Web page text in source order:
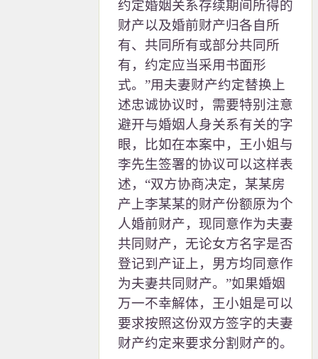
约定婚姻关系存续期间所得的
财产以及婚前财产归各自所
有、共同所有或部分共同所
有，约定应当采用书面形
式。”用夫妻财产约定替换上
述忠诚协议时，需要特别注意
避开与婚姻人身关系有关的字
眼，比如在本案中，王小姐与
李先生签署的协议可以这样表
述，“双方协商决定，某某房
产上李某某的财产份额原为个
人婚前财产，现同意作为夫妻
共同财产，无论女方名字是否
登记到产证上，男方均同意作
为夫妻共同财产。”如果婚姻
万一不幸解体，王小姐是可以
要求按照这份双方签字的夫妻
财产约定来要求分割财产的。